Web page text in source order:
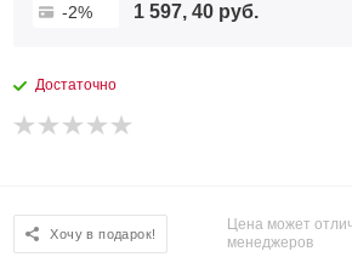
-2% 1 597, 40 руб.
Достаточно
Хочу в подарок!
Цена может
менеджеров